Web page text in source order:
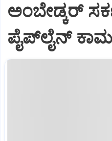
ಅಂಬೇಡ್ಕರ್‌
ಪೈಪ್‌ಲೈನ್‌